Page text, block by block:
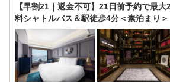
【早割21｜返金不可】21日前予約で最
料シャトルバス＆駅徒歩4分＜素泊まり＞